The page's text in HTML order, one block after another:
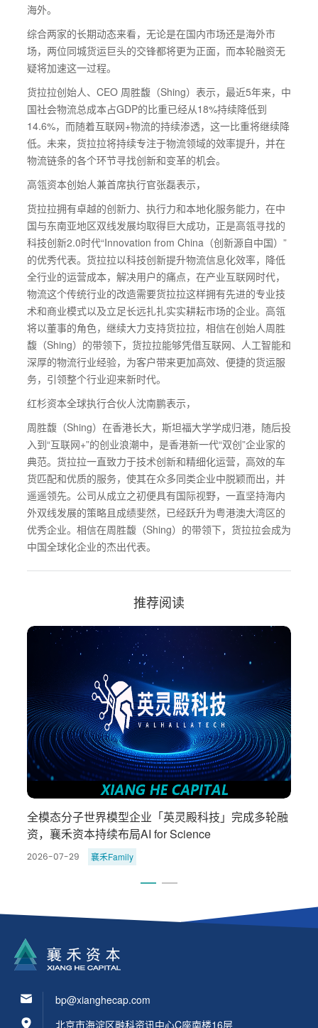
海外。
综合两家的长期动态来看，无论是在国内市场还是海外市
场，两位同城货运巨头的交锋都将更为正面，而本轮融资无
疑将加速这一过程。
货拉拉创始人、CEO 周胜馥（Shing）表示，最近5年来，中
国社会物流总成本占GDP的比重已经从18%持续降低到
14.6%，而随着互联网+物流的持续渗透，这一比重将继续降
低。未来，货拉拉将持续专注于物流领域的效率提升，并在
物流链条的各个环节寻找创新和变革的机会。
高瓴资本创始人兼首席执行官张磊表示，
货拉拉拥有卓越的创新力、执行力和本地化服务能力，在中
国与东南亚地区双线发展均取得巨大成功，正是高瓴寻找的
科技创新2.0时代“Innovation from China（创新源自中国）”
的优秀代表。货拉拉以科技创新提升物流信息化效率，降低
全行业的运营成本，解决用户的痛点，在产业互联网时代，
物流这个传统行业的改造需要货拉拉这样拥有先进的专业技
术和商业模式以及立足长远扎扎实实耕耘市场的企业。高瓴
将以董事的角色，继续大力支持货拉拉，相信在创始人周胜
馥（Shing）的带领下，货拉拉能够凭借互联网、人工智能和
深厚的物流行业经验，为客户带来更加高效、便捷的货运服
务，引领整个行业迎来新时代。
红杉资本全球执行合伙人沈南鹏表示，
周胜馥（Shing）在香港长大，斯坦福大学学成归港，随后投
入到“互联网+”的创业浪潮中，是香港新一代“双创”企业家的
典范。货拉拉一直致力于技术创新和精细化运营，高效的车
货匹配和优质的服务，使其在众多同类企业中脱颖而出，并
遥遥领先。公司从成立之初便具有国际视野，一直坚持海内
外双线发展的策略且成绩斐然，已经跃升为粤港澳大湾区的
优秀企业。相信在周胜馥（Shing）的带领下，货拉拉会成为
中国全球化企业的杰出代表。
推荐阅读
全模态分子世界模型企业「英灵殿科技」完成多轮融
资，襄禾资本持续布局AI for Science
2026-07-29 襄禾Family
北京市海淀区融科资讯中心C座南楼16层
bp@xianghecap.com